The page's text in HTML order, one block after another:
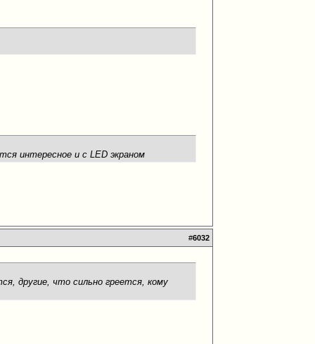
интересное и с LED экраном
#6032
другие, что сильно греется, кому